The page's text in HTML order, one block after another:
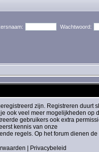
Wachtwoord:
zijn. Registreren duurt
ook veel meer mogelijkheden op
gebruikers ook extra
kennis van onze
regels. Op het forum dienen de
Privacybeleid